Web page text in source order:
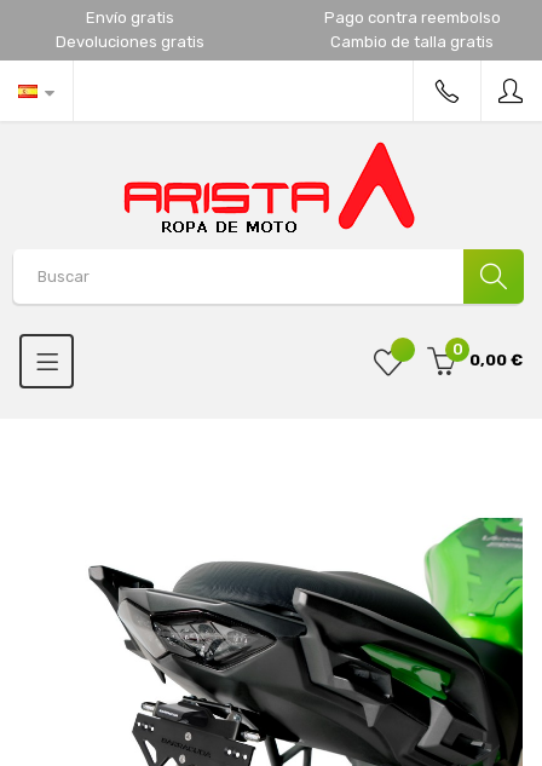
Envío gratis
Pago contra reembolso
Devoluciones gratis
Cambio de talla gratis
0
0,00 €